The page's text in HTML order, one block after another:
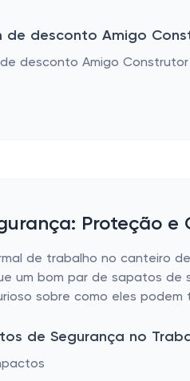
de desconto Amigo
Proteção e
de trabalho no canteiro
um bom par de sapatos de
sobre como eles podem
de Segurança no